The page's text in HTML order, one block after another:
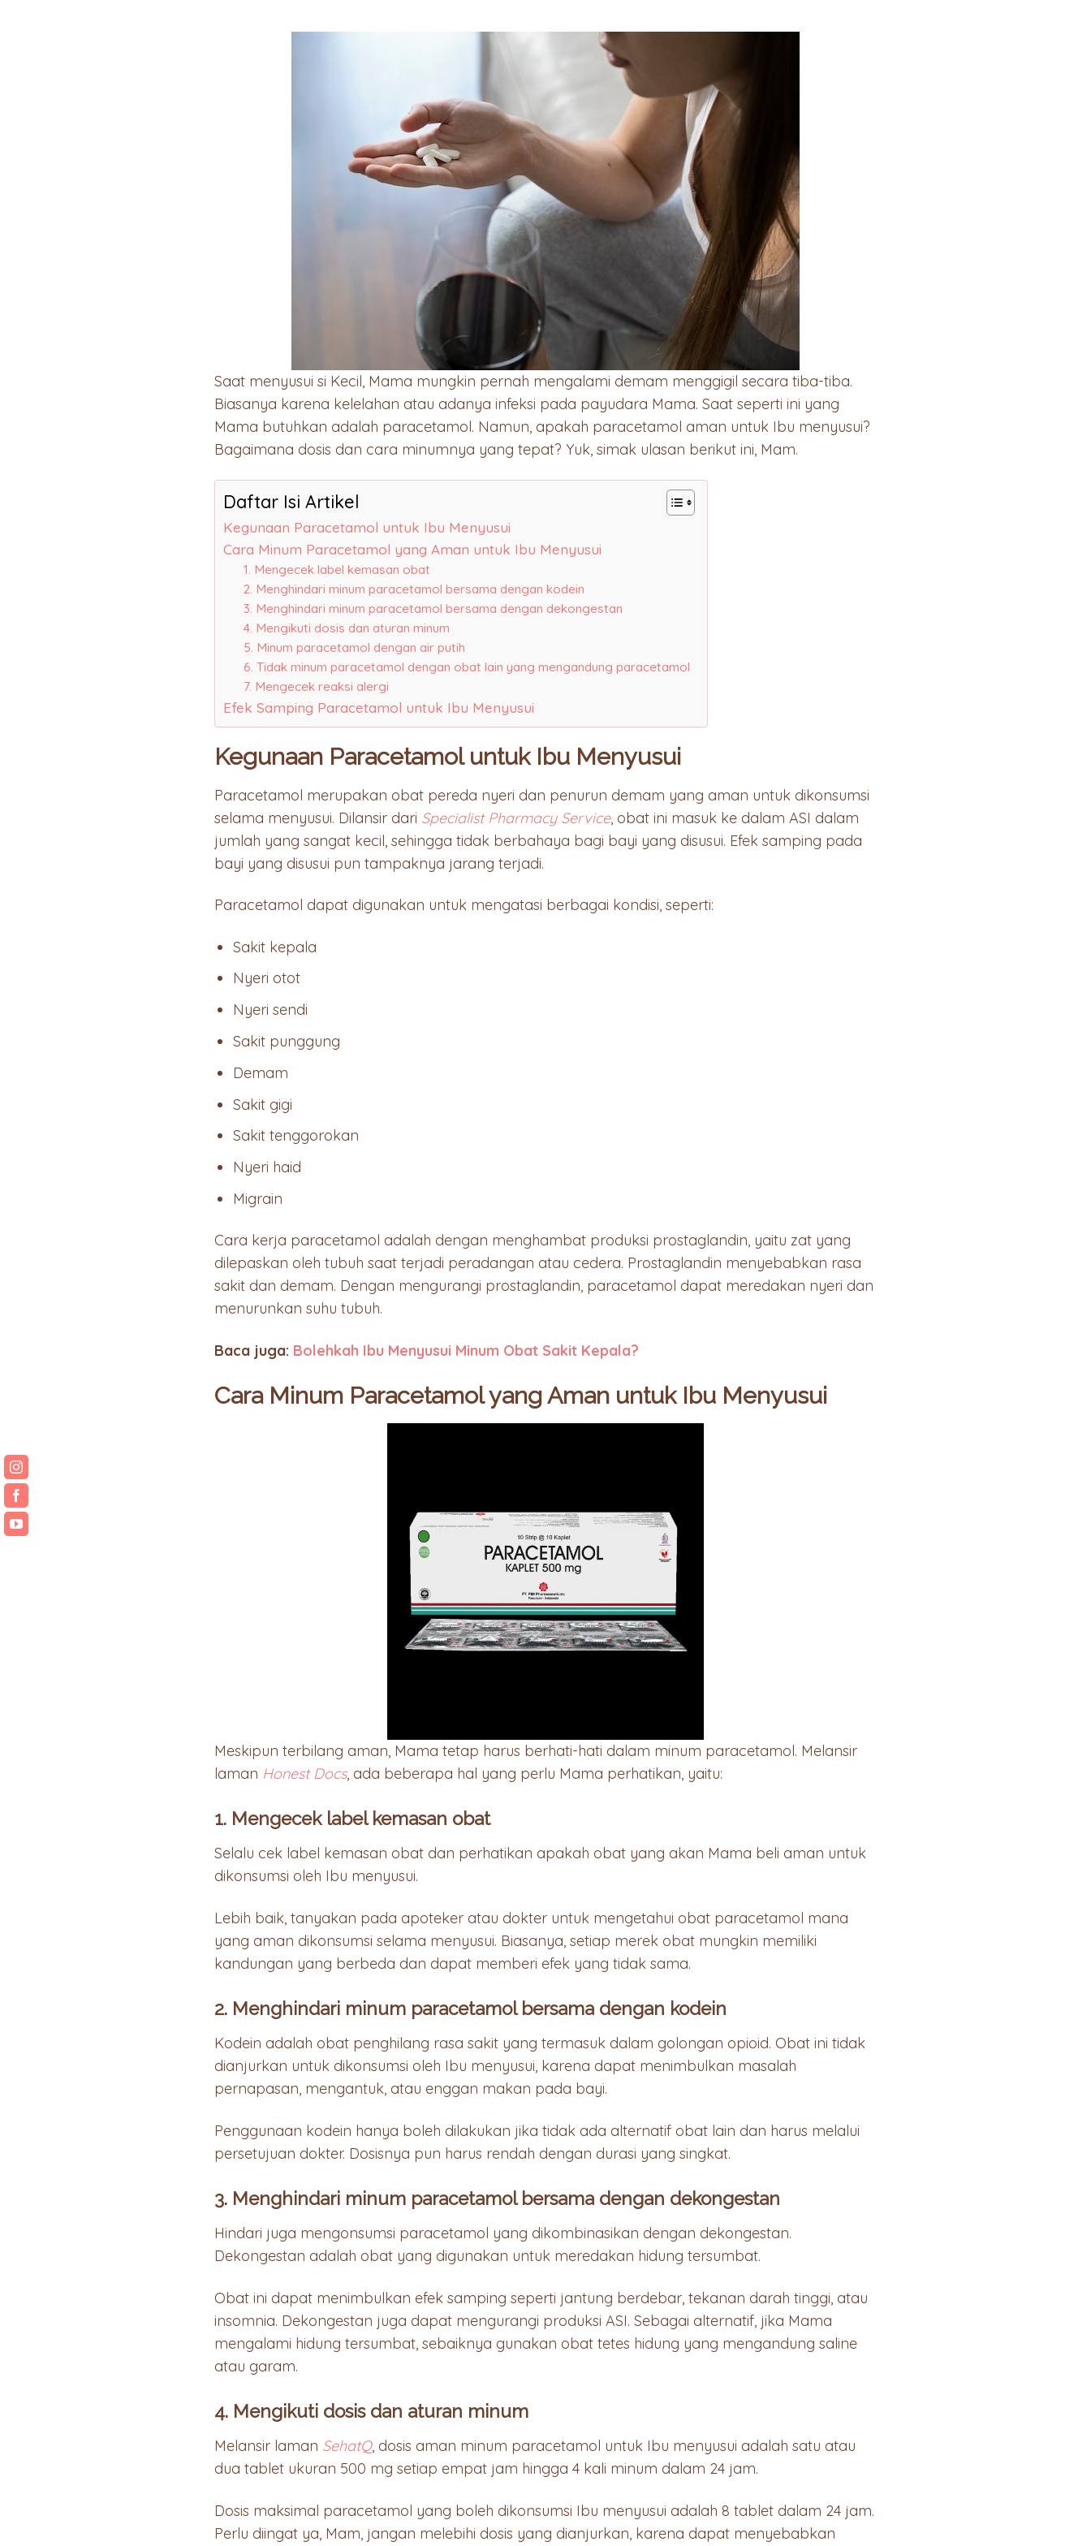
Saat menyusui si Kecil, Mama mungkin pernah mengalami demam menggigil secara tiba-tiba.
Biasanya karena kelelahan atau adanya infeksi pada payudara Mama. Saat seperti ini yang
Mama butuhkan adalah paracetamol. Namun, apakah paracetamol aman untuk Ibu menyusui?
Bagaimana dosis dan cara minumnya yang tepat? Yuk, simak ulasan berikut ini, Mam.
Daftar Isi Artikel
Kegunaan Paracetamol untuk Ibu Menyusui
Cara Minum Paracetamol yang Aman untuk Ibu Menyusui
1. Mengecek label kemasan obat
2. Menghindari minum paracetamol bersama dengan kodein
3. Menghindari minum paracetamol bersama dengan dekongestan
4. Mengikuti dosis dan aturan minum
5. Minum paracetamol dengan air putih
6. Tidak minum paracetamol dengan obat lain yang mengandung paracetamol
7. Mengecek reaksi alergi
Efek Samping Paracetamol untuk Ibu Menyusui
Kegunaan Paracetamol untuk Ibu Menyusui
Paracetamol merupakan obat pereda nyeri dan penurun demam yang aman untuk dikonsumsi
selama menyusui. Dilansir dari Specialist Pharmacy Service, obat ini masuk ke dalam ASI dalam
jumlah yang sangat kecil, sehingga tidak berbahaya bagi bayi yang disusui. Efek samping pada
bayi yang disusui pun tampaknya jarang terjadi.
Paracetamol dapat digunakan untuk mengatasi berbagai kondisi, seperti:
Sakit kepala
Nyeri otot
Nyeri sendi
Sakit punggung
Demam
Sakit gigi
Sakit tenggorokan
Nyeri haid
Migrain
Cara kerja paracetamol adalah dengan menghambat produksi prostaglandin, yaitu zat yang
dilepaskan oleh tubuh saat terjadi peradangan atau cedera. Prostaglandin menyebabkan rasa
sakit dan demam. Dengan mengurangi prostaglandin, paracetamol dapat meredakan nyeri dan
menurunkan suhu tubuh.
Baca juga: Bolehkah Ibu Menyusui Minum Obat Sakit Kepala?
Cara Minum Paracetamol yang Aman untuk Ibu Menyusui
Meskipun terbilang aman, Mama tetap harus berhati-hati dalam minum paracetamol. Melansir
laman Honest Docs, ada beberapa hal yang perlu Mama perhatikan, yaitu:
1. Mengecek label kemasan obat
Selalu cek label kemasan obat dan perhatikan apakah obat yang akan Mama beli aman untuk
dikonsumsi oleh Ibu menyusui.
Lebih baik, tanyakan pada apoteker atau dokter untuk mengetahui obat paracetamol mana
yang aman dikonsumsi selama menyusui. Biasanya, setiap merek obat mungkin memiliki
kandungan yang berbeda dan dapat memberi efek yang tidak sama.
2. Menghindari minum paracetamol bersama dengan kodein
Kodein adalah obat penghilang rasa sakit yang termasuk dalam golongan opioid. Obat ini tidak
dianjurkan untuk dikonsumsi oleh Ibu menyusui, karena dapat menimbulkan masalah
pernapasan, mengantuk, atau enggan makan pada bayi.
Penggunaan kodein hanya boleh dilakukan jika tidak ada alternatif obat lain dan harus melalui
persetujuan dokter. Dosisnya pun harus rendah dengan durasi yang singkat.
3. Menghindari minum paracetamol bersama dengan dekongestan
Hindari juga mengonsumsi paracetamol yang dikombinasikan dengan dekongestan.
Dekongestan adalah obat yang digunakan untuk meredakan hidung tersumbat.
Obat ini dapat menimbulkan efek samping seperti jantung berdebar, tekanan darah tinggi, atau
insomnia. Dekongestan juga dapat mengurangi produksi ASI. Sebagai alternatif, jika Mama
mengalami hidung tersumbat, sebaiknya gunakan obat tetes hidung yang mengandung saline
atau garam.
4. Mengikuti dosis dan aturan minum
Melansir laman SehatQ, dosis aman minum paracetamol untuk Ibu menyusui adalah satu atau
dua tablet ukuran 500 mg setiap empat jam hingga 4 kali minum dalam 24 jam.
Dosis maksimal paracetamol yang boleh dikonsumsi Ibu menyusui adalah 8 tablet dalam 24 jam.
Perlu diingat ya, Mam, jangan melebihi dosis yang dianjurkan, karena dapat menyebabkan